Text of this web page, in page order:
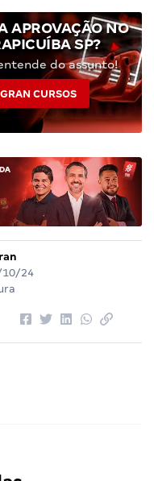
APROVAÇÃO NO
SP?
do assunto!
CURSOS
10/24